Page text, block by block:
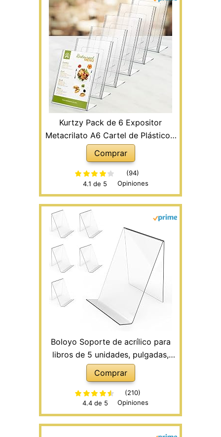
Kurtzy Pack de 6 Expositor
Metacrilato A6 Cartel de Plástico -
Soporte Metacrilato Inclinado en
Vertical – Menú Restaurante de
Sobremesa, Cartel Anuncio,
Panfleto, Volante, Soporte Papel y
Foto
Comprar
4.1 de 5
(94)
Opiniones
Boloyo Soporte de acrílico para
libros de 5 unidades, pulgadas,
soporte para tableta transparente
para mostrar imágenes, libros,
hojas de música, cuadernos, obras
de arte, CD, etc.
Comprar
4.4 de 5
(210)
Opiniones